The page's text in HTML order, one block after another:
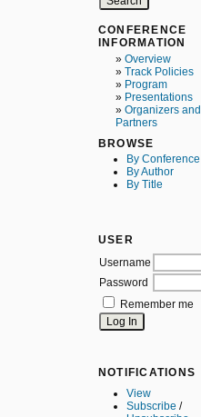
CONFERENCE
INFORMATION
» Overview
» Track Policies
» Program
» Presentations
» Organizers and
Partners
BROWSE
By Conference
By Author
By Title
USER
Username
Password
Remember me
NOTIFICATIONS
View
Subscribe /